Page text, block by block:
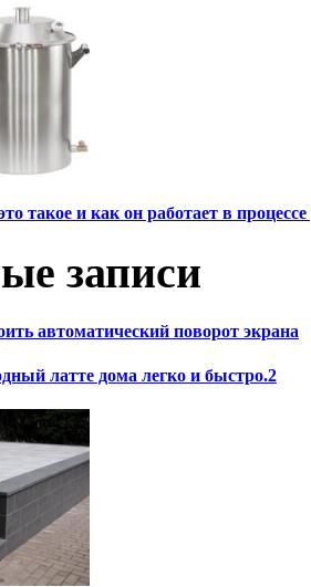
такое и как он работает в
записи
автоматический поворот экрана
латте дома легко и быстро.2